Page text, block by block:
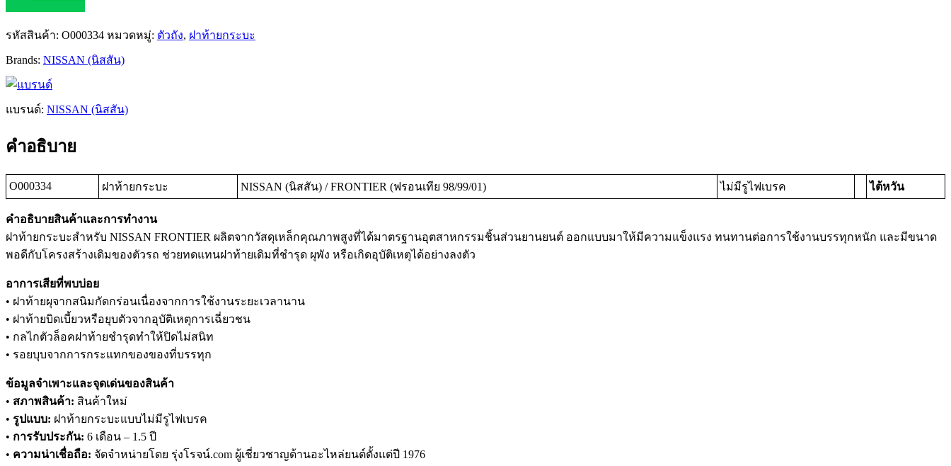
รหัสสินค้า: O000334 หมวดหมู่: ตัวถัง, ฝาท้ายกระบะ
Brands: NISSAN (นิสสัน)
แบรนด์: NISSAN (นิสสัน)
คำอธิบาย
O000334 ฝาท้ายกระบะ NISSAN (นิสสัน) / FRONTIER (ฟรอนเทีย 98/99/01) ไม่มีรูไฟเบรค ไต้หวัน
คำอธิบายสินค้าและการทำงาน
ฝาท้ายกระบะสำหรับ NISSAN FRONTIER ผลิตจากวัสดุเหล็กคุณภาพสูงที่ได้มาตรฐานอุตสาหกรรมชิ้นส่วนยานยนต์ ออกแบบมาให้มีความแข็งแรง ทนทานต่อการใช้งานบรรทุกหนัก และมีขนาด
พอดีกับโครงสร้างเดิมของตัวรถ ช่วยทดแทนฝาท้ายเดิมที่ชำรุด ผุพัง หรือเกิดอุบัติเหตุได้อย่างลงตัว
อาการเสียที่พบบ่อย
• ฝาท้ายผุจากสนิมกัดกร่อนเนื่องจากการใช้งานระยะเวลานาน
• ฝาท้ายบิดเบี้ยวหรือยุบตัวจากอุบัติเหตุการเฉี่ยวชน
• กลไกตัวล็อคฝาท้ายชำรุดทำให้ปิดไม่สนิท
• รอยบุบจากการกระแทกของของที่บรรทุก
ข้อมูลจำเพาะและจุดเด่นของสินค้า
• สภาพสินค้า: สินค้าใหม่
• รูปแบบ: ฝาท้ายกระบะแบบไม่มีรูไฟเบรค
• การรับประกัน: 6 เดือน – 1.5 ปี
• ความน่าเชื่อถือ: จัดจำหน่ายโดย รุ่งโรจน์.com ผู้เชี่ยวชาญด้านอะไหล่ยนต์ตั้งแต่ปี 1976